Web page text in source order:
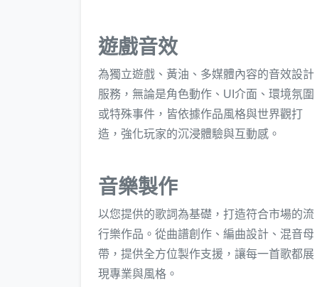
遊戲音效
為獨立遊戲、黃油、多媒體內容的音效設計
服務，無論是角色動作、UI介面、環境氛圍
或特殊事件，皆依據作品風格與世界觀打
造，強化玩家的沉浸體驗與互動感。
音樂製作
以您提供的歌詞為基礎，打造符合市場的流
行樂作品。從曲譜創作、編曲設計、混音母
帶，提供全方位製作支援，讓每一首歌都展
現專業與風格。